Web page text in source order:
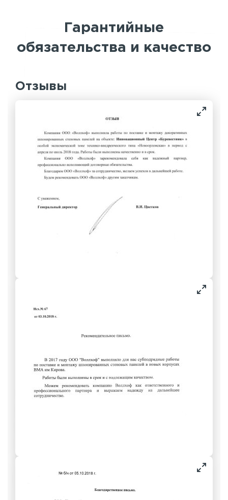
Гарантийные
обязательства и качество
Отзывы